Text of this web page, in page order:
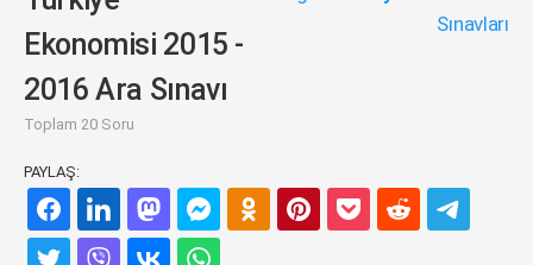
Ekonomisi 2015 -
2016 Ara Sınavı
Toplam 20 Soru
Sınavları
PAYLAŞ: